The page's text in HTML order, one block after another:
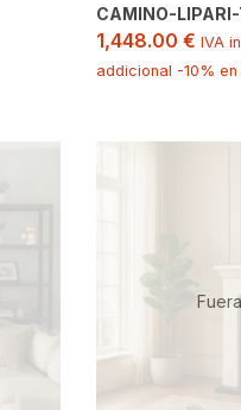
CAMINO-LIPARI-
1,448.00 € IVA
addicional -10%